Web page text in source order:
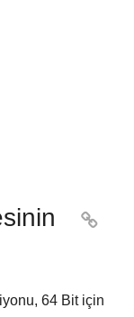

64 Bitiçin